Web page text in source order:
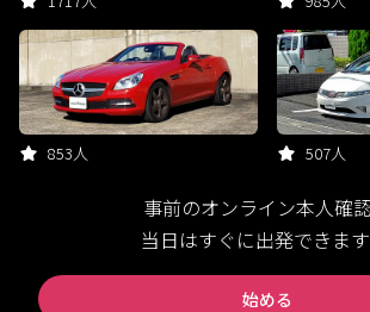
853人 507人
事前のオンライン本人確
当日はすぐに出発できま
始める